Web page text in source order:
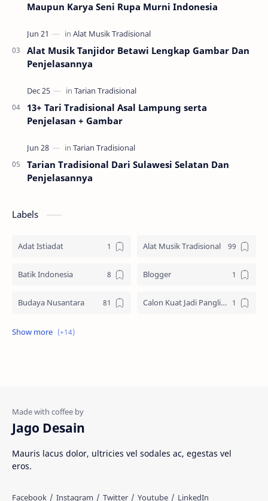
Maupun Karya Seni Rupa Murni Indonesia
Alat Musik Tanjidor Betawi Lengkap Gambar Dan
Penjelasannya
13+ Tari Tradisional Asal Lampung serta
Penjelasan + Gambar
Tarian Tradisional Dari Sulawesi Selatan Dan
Penjelasannya
Labels
Adat Istiadat Alat Musik Tradisional
Batik Indonesia Blogger
Budaya Nusantara Calon Kuat Jadi Panglima TNI
Jasa website
Rumah Adat
Tarian Tradisional
Jago Desain
Mauris lacus dolor, ultricies vel sodales ac, egestas vel
eros.